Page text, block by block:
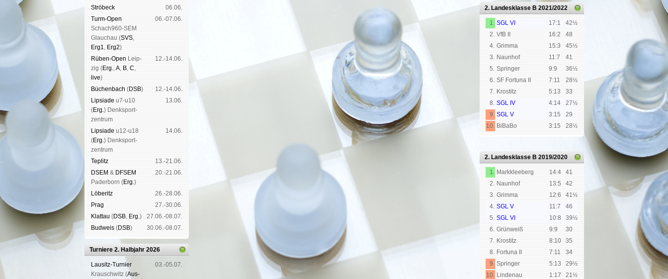
Strö­beck
06.06.
Turm-Open
Schach960-SEM
Glau­chau (SVS,
Erg1, Erg2)
06.-07.06.
Rüben-Open Leip­
zig (Erg.,A, B, C,
live)
12.-14.06.
Büchen­bach (DSB)
12.-14.06.
Lipsiade u7-u10
(Erg.) Denk­sport­
zen­trum
13.06.
Lipsiade u12-u18
(Erg.) Denk­sport­
zen­trum
14.06.
Tep­litz
13.-21.06.
DSEM & DFSEM
Pader­born (Erg.)
20.-21.06.
Lö­be­ritz
26.-28.06.
Prag
27.-30.06.
Klat­tau (DSB, Erg.)
27.06.-08.07.
Bud­weis (DSB) 30.06.-08.07.
Turniere 2. Halbjahr 2026
Lau­sitz-Tur­nier
Krausch­witz (Aus­
03.-05.07.
2. Landesklasse B 2021/2022
1. SGL VI 17:1
42½
2. VfB II 16:2
48
4. Grimma 15:3
45½
3. Naunhof 11:7
41
5. Springer 9:9
36½
6. SF Fortuna II 7:11
28½
7. Krostitz 5:13
33
8. SGL IV 4:14
27½
9. SGL V 3:15
29
10. BiBaBo 3:15 28½
2. Landesklasse B 2019/2020
1. Markkleeberg 14:4
41
2. Naunhof 13:5
42
3. Grimma 12:6
41½
4. SGL V 11:7
46
5. SGL VI 10:8
39½
6. Grünweiß 9:9
30
7. Krostitz 8:10
35
8. Fortuna II 7:11
34
9. Springer 5:13
29½
10. Lindenau 1:17 21½